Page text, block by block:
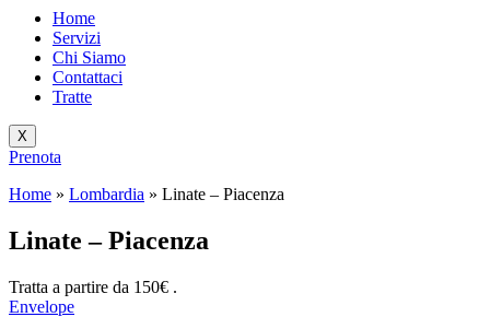
Home
Servizi
Chi Siamo
Contattaci
Tratte
X
Prenota
Home » Lombardia » Linate – Piacenza
Linate – Piacenza
Tratta a partire da 150€ .
Envelope